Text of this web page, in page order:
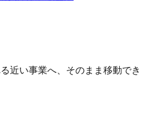
近い事業へ、そのまま移動でき